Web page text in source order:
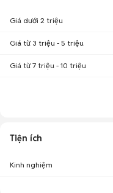
Giá dưới 2 triệu
Giá từ 3 triệu - 5 triệu
Giá từ 7 triệu - 10 triệu
Tiện ích
Kinh nghiệm